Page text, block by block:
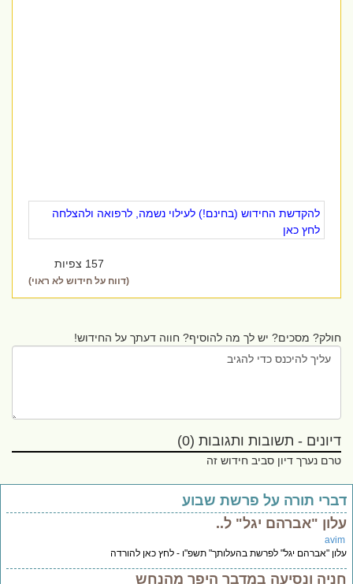
להקדשת החידוש (בחינם!) לעילוי נשמה, לרפואה ולהצלחה
לחץ כאן
157 צפיות
(דווח על חידוש לא ראוי)
חולק? מסכים? יש לך מה להוסיף? חווה דעתך על החידוש!
דיונים - תשובות ותגובות (0)
טרם נערך דיון סביב חידוש זה
תורה על פרשת שבוע
"אברהם יגל" ל..
"אברהם יגל" לפרשת בהעלותך" תשפ"ו - לחץ כאן להורדה
ונסיעה במדבר היפך מהנחש